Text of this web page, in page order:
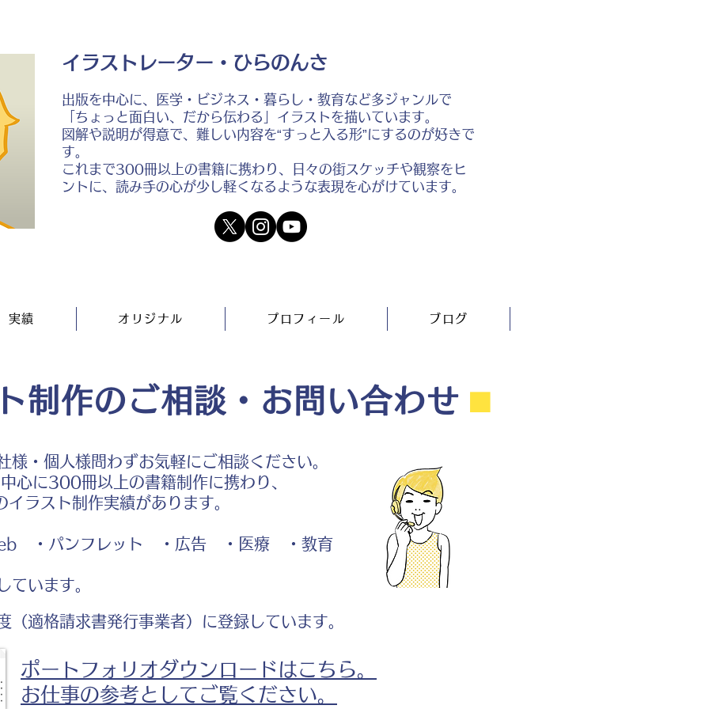
イラストレーター・ひらのんさ
出版を中心に、医学・ビジネス・暮らし・教育など多ジャンルで
「ちょっと面白い、だから伝わる」イラストを描いています。
図解や説明が得意で、難しい内容を“すっと入る形”にするのが好きで
す。
これまで300冊以上の書籍に携わり、日々の街スケッチや観察をヒ
ントに、読み手の心が少し軽くなるような表現を心がけています。
実績 オリジナル プロフィール ブログ
制作のご相談・お問い合わせ ⬛︎
・個人様問わずお気軽にご相談ください。
に300冊以上の書籍制作に携わり、
ラスト制作実績があります。
・パンフレット ・広告 ・医療 ・教育
います。
適格請求書発行事業者）に登録しています。
ポートフォリオダウンロードはこちら。
お仕事の参考としてご覧ください。